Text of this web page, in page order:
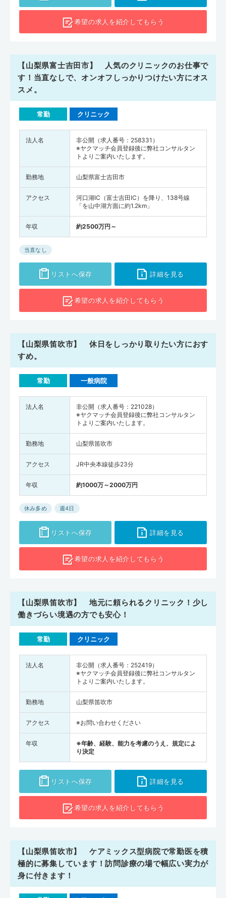
希望の求人を紹介してもらう
【山梨県富士吉田市】 人気のクリニックのお仕事で
す！当直なしで、オンオフしっかりつけたい方にオス
スメ。
常勤 クリニック
法人名
非公開（求人番号：258331）
※ヤクマッチ会員登録後に弊社コンサルタン
トよりご案内いたします。
勤務地 山梨県富士吉田市
アクセス
河口湖IC（富士吉田IC）を降り、138号線
「を山中湖方面に約1.2km」
年収 約2500万円～
当直なし
リストへ保存 詳細を見る
希望の求人を紹介してもらう
【山梨県笛吹市】 休日をしっかり取りたい方におす
すめ。
常勤 一般病院
法人名
非公開（求人番号：221028）
※ヤクマッチ会員登録後に弊社コンサルタン
トよりご案内いたします。
勤務地 山梨県笛吹市
アクセス JR中央本線徒歩23分
年収 約1000万～2000万円
休み多め 週4日
リストへ保存 詳細を見る
希望の求人を紹介してもらう
【山梨県笛吹市】 地元に頼られるクリニック！少し
働きづらい境遇の方でも安心！
常勤 クリニック
法人名
非公開（求人番号：252419）
※ヤクマッチ会員登録後に弊社コンサルタン
トよりご案内いたします。
勤務地 山梨県笛吹市
アクセス ※お問い合わせください
年収
※年齢、経験、能力を考慮のうえ、規定によ
り決定
リストへ保存 詳細を見る
希望の求人を紹介してもらう
【山梨県笛吹市】 ケアミックス型病院で常勤医を積
極的に募集しています！訪問診療の場で幅広い実力が
身に付きます！